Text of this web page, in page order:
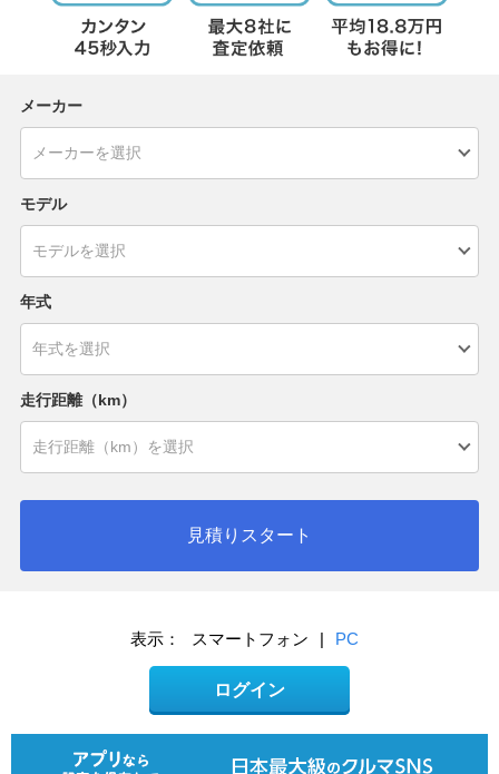
メーカー
モデル
年式
走行距離（km）
見積りスタート
表示： スマートフォン | PC
ログイン